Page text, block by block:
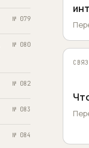
№ 079
№ 080
№ 082
№ 083
№ 084